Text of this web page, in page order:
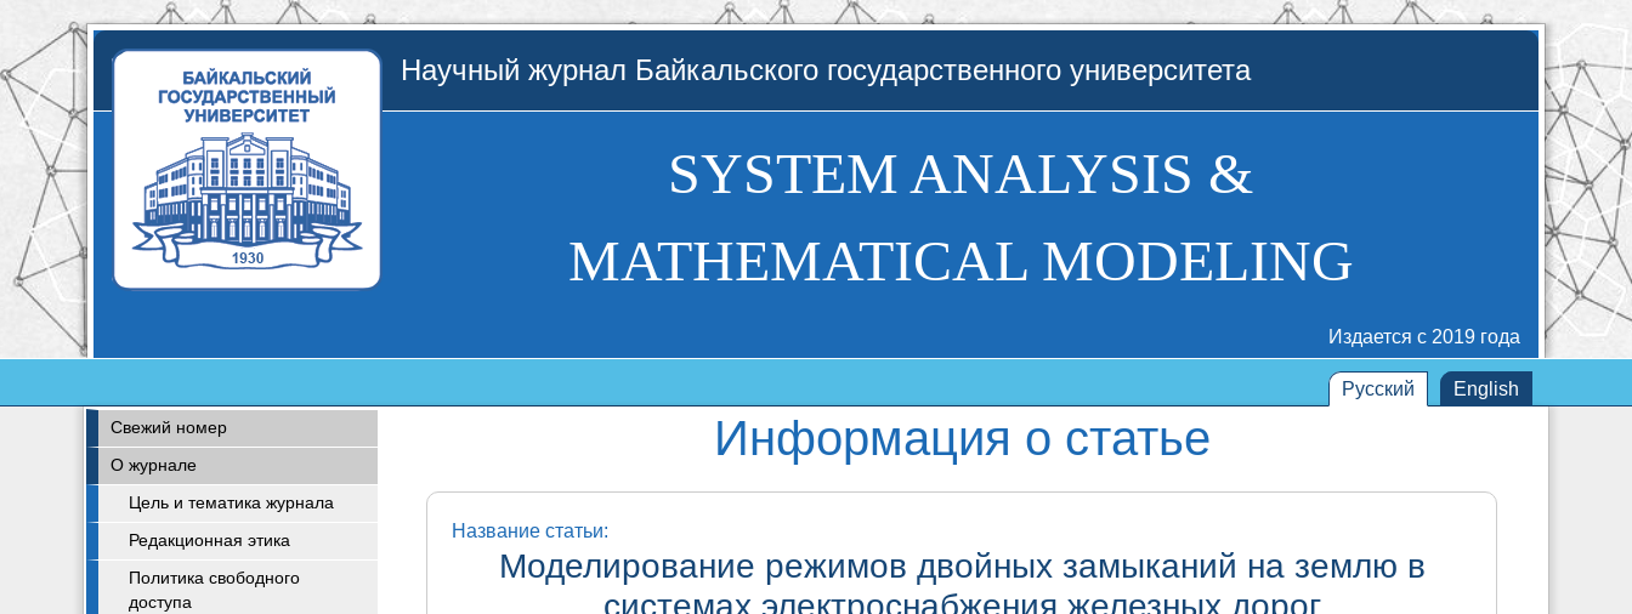
Научный журнал Байкальского государственного университета
SYSTEM ANALYSIS &
MATHEMATICAL MODELING
Издается с 2019 года
Русский English
Свежий номер
О журнале
Цель и тематика журнала
Редакционная этика
Политика свободного
доступа
Информация о статье
Название статьи:
Моделирование режимов двойных замыканий на землю в
системах электроснабжения железных дорог